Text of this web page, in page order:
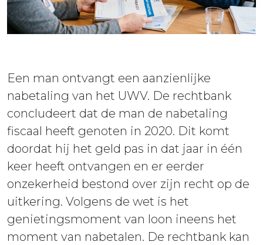
Een man ontvangt een aanzienlijke
nabetaling van het UWV. De rechtbank
concludeert dat de man de nabetaling
fiscaal heeft genoten in 2020. Dit komt
doordat hij het geld pas in dat jaar in één
keer heeft ontvangen en er eerder
onzekerheid bestond over zijn recht op de
uitkering. Volgens de wet is het
genietingsmoment van loon ineens het
moment van nabetalen. De rechtbank kan